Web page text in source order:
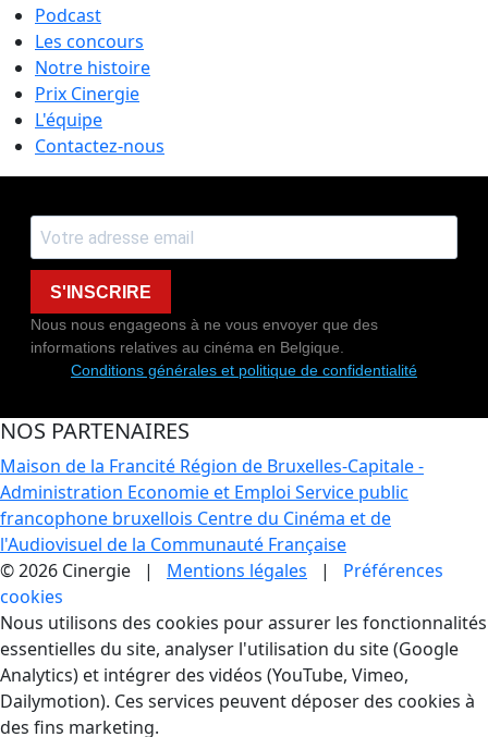
Podcast
Les concours
Notre histoire
Prix Cinergie
L'équipe
Contactez-nous
S'INSCRIRE
Nous nous engageons à ne vous envoyer que des
informations relatives au cinéma en Belgique.
Conditions générales et politique de confidentialité
NOS PARTENAIRES
Maison de la Francité Région de Bruxelles-Capitale -
Administration Economie et Emploi Service public
francophone bruxellois Centre du Cinéma et de
l'Audiovisuel de la Communauté Française
© 2026 Cinergie | Mentions légales | Préférences
cookies
Gestion des Cookies
Nous utilisons des cookies pour assurer les fonctionnalités
essentielles du site, analyser l'utilisation du site (Google
Analytics) et intégrer des vidéos (YouTube, Vimeo,
Dailymotion). Ces services peuvent déposer des cookies à
des fins marketing.